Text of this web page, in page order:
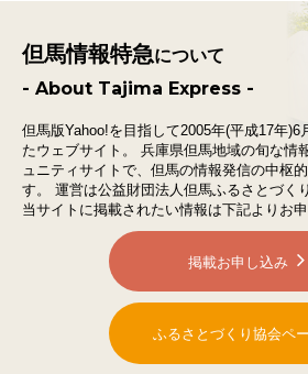
但馬情報特急について
- About Tajima Express -
但馬版Yahoo!を目指して2005年(平成17年)6
たウェブサイト。
兵庫県但馬地域の旬な情
ュニティサイトで、 但馬の情報発信の中枢
す。
運営は公益財団法人但馬ふるさとづく
当サイトに掲載されたい情報は下記よりお申
掲載お申し込み
ふるさとづくり協会ペ